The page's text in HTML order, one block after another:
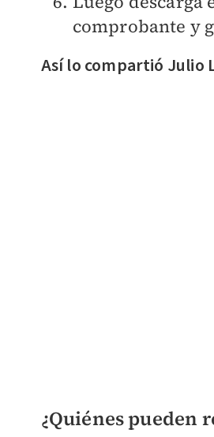
comprobante y
Así lo compartió Julio
¿Quiénes pueden